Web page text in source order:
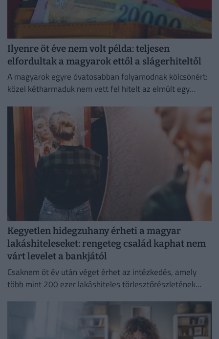
Ilyenre öt éve nem volt példa: teljesen
elfordultak a magyarok ettől a slágerhiteltől
A magyarok egyre óvatosabban folyamodnak kölcsönért:
közel kétharmaduk nem vett fel hitelt az elmúlt egy
Kegyetlen hidegzuhany érheti a magyar
lakáshiteleseket: rengeteg család kaphat nem
várt levelet a bankjától
Csaknem öt év után véget érhet az intézkedés, amely
több mint 200 ezer lakáshiteles törlesztőrészletének